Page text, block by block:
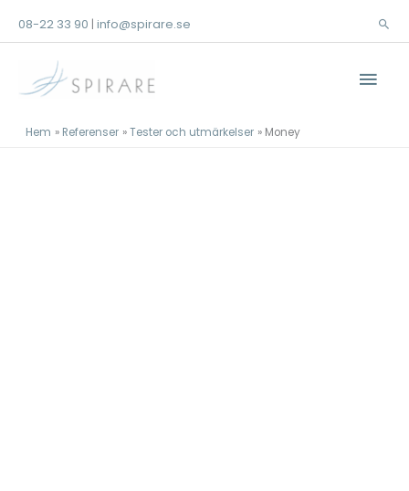
08-22 33 90 info@spirare.se Sök
Hem Referenser Tester och utmärkelser Money